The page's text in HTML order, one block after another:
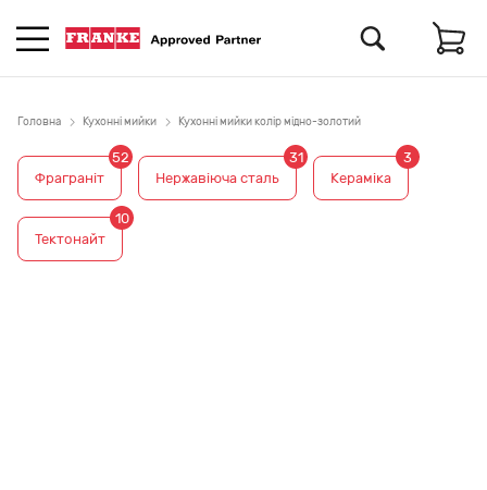
Головна Кухонні мийки Кухонні мийки колір мідно-золотий
Фраграніт
52
Нержавіюча сталь
31
Кераміка
3
Тектонайт
10